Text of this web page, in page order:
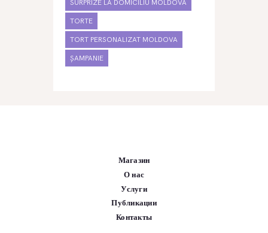
SURPRIZE LA DOMICILIU MOLDOVA
TORTE
TORT PERSONALIZAT MOLDOVA
ȘAMPANIE
Магазин
О нас
Услуги
Публикации
Контакты